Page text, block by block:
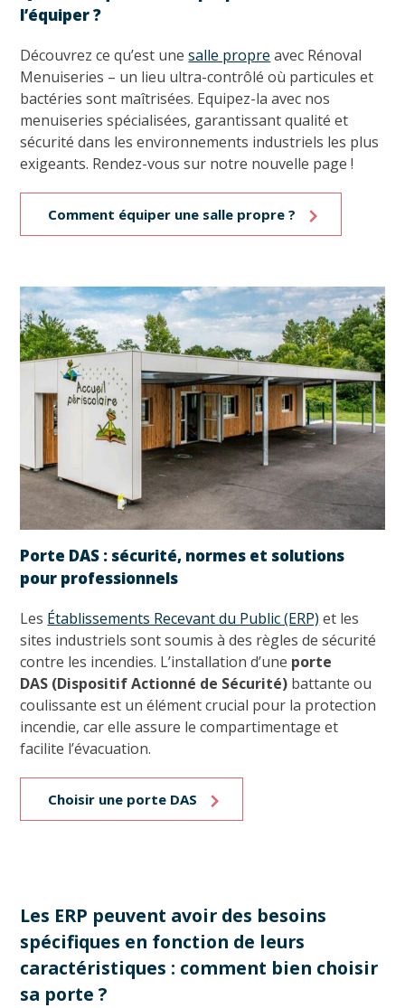
l’équiper ?
Découvrez ce qu’est unesalle propre avec Rénoval
Menuiseries – un lieu ultra-contrôlé où particules et
bactéries sont maîtrisées. Equipez-la avec nos
menuiseries spécialisées, garantissant qualité et
sécurité dans les environnements industriels les plus
exigeants. Rendez-vous sur notre nouvelle page !
Comment équiper une salle propre ?
Porte DAS : sécurité, normes et solutions
pour professionnels
Les Établissements Recevant du Public (ERP) et les
sites industriels sont soumis à des règles de sécurité
contre les incendies. L’installation d’une porte
DAS (Dispositif Actionné de Sécurité) battante ou
coulissante est un élément crucial pour la protection
incendie, car elle assure le compartimentage et
facilite l’évacuation.
Choisir une porte DAS
Les ERP peuvent avoir des besoins
spécifiques en fonction de leurs
caractéristiques : comment bien choisir
sa porte ?